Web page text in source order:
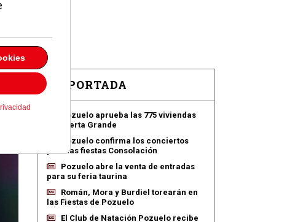
EN PORTADA
Pozuelo aprueba las 775 viviendas
de Huerta Grande
Pozuelo confirma los conciertos
para las fiestas Consolación
Pozuelo abre la venta de entradas
para su feria taurina
Román, Mora y Burdiel torearán en
las Fiestas de Pozuelo
El Club de Natación Pozuelo recibe